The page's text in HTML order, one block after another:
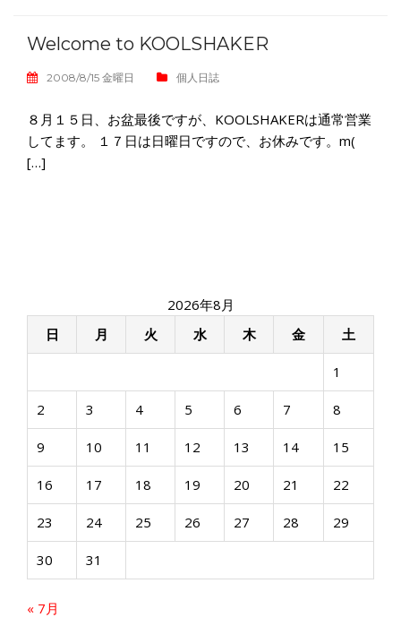
Welcome to KOOLSHAKER
2008/8/15 金曜日 個人日誌
８月１５日、お盆最後ですが、KOOLSHAKERは通常営業
してます。 １７日は日曜日ですので、お休みです。m(
[…]
2026年8月
日
月 火 水 木 金 土
1
2 3 4 5 6 7 8
9 10 11 12 13 14 15
16 17 18 19 20 21 22
23 24 25 26 27 28 29
30 31
« 7月